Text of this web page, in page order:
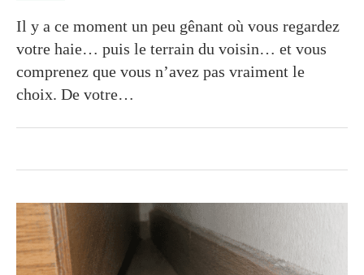
Il y a ce moment un peu gênant où vous regardez
votre haie… puis le terrain du voisin… et vous
comprenez que vous n’avez pas vraiment le
choix. De votre…